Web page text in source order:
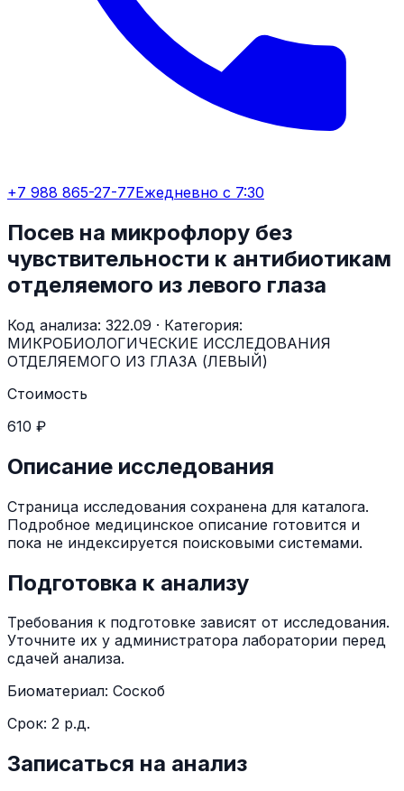
+7 988 865-27-77Ежедневно с 7:30
Посев на микрофлору без
чувствительности к антибиотикам
отделяемого из левого глаза
Код анализа: 322.09 · Категория:
МИКРОБИОЛОГИЧЕСКИЕ ИССЛЕДОВАНИЯ
ОТДЕЛЯЕМОГО ИЗ ГЛАЗА (ЛЕВЫЙ)
Стоимость
610 ₽
Описание исследования
Страница исследования сохранена для каталога.
Подробное медицинское описание готовится и
пока не индексируется поисковыми системами.
Подготовка к анализу
Требования к подготовке зависят от исследования.
Уточните их у администратора лаборатории перед
сдачей анализа.
Биоматериал: Соскоб
Срок: 2 р.д.
Записаться на анализ